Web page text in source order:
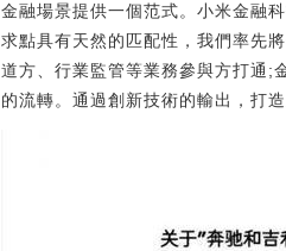
金融場景提供一個范式。小米金融
求點具有天然的匹配性，我們率先
道方、行業監管等業務參與方打通;
的流轉。通過創新技術的輸出，打